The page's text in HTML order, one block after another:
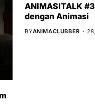
ANIMASITALK
dengan Animasi
BYANIMACLUBBER